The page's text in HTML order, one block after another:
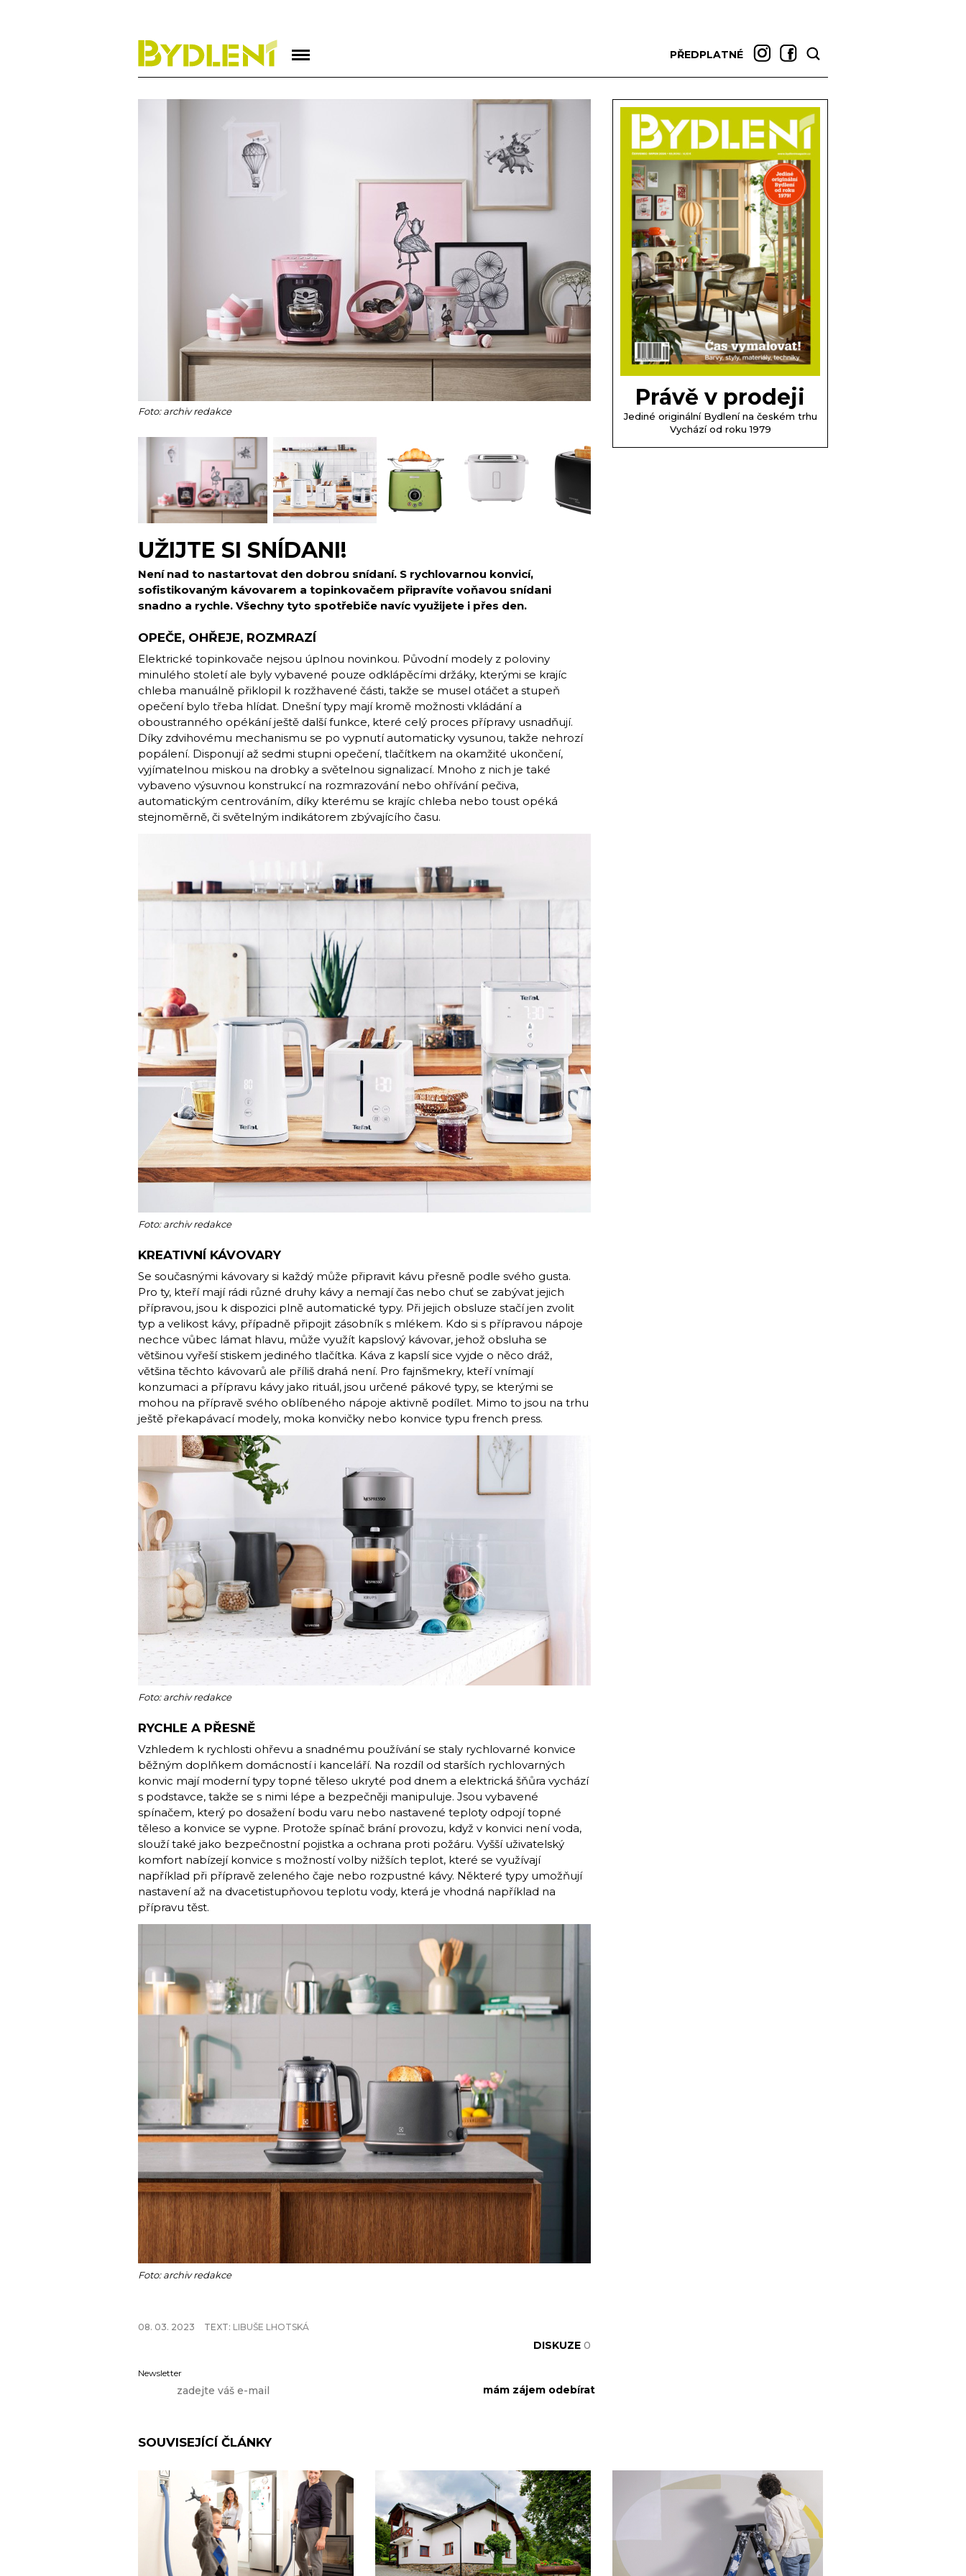
PŘEDPLATNÉ
Foto: archiv redakce
UŽIJTE SI SNÍDANI!
Není nad to nastartovat den dobrou snídaní. S rychlovarnou konvicí,
sofistikovaným kávovarem a topinkovačem připravíte voňavou snídani
snadno a rychle. Všechny tyto spotřebiče navíc využijete i přes den.
OPEČE, OHŘEJE, ROZMRAZÍ
Elektrické topinkovače nejsou úplnou novinkou. Původní modely z poloviny
minulého století ale byly vybavené pouze odklápěcími držáky, kterými se krajíc
chleba manuálně přiklopil k rozžhavené části, takže se musel otáčet a stupeň
opečení bylo třeba hlídat. Dnešní typy mají kromě možnosti vkládání a
oboustranného opékání ještě další funkce, které celý proces přípravy usnadňují.
Díky zdvihovému mechanismu se po vypnutí automaticky vysunou, takže nehrozí
popálení. Disponují až sedmi stupni opečení, tlačítkem na okamžité ukončení,
vyjímatelnou miskou na drobky a světelnou signalizací. Mnoho z nich je také
vybaveno výsuvnou konstrukcí na rozmrazování nebo ohřívání pečiva,
automatickým centrováním, díky kterému se krajíc chleba nebo toust opéká
stejnoměrně, či světelným indikátorem zbývajícího času.
Foto: archiv redakce
KREATIVNÍ KÁVOVARY
Se současnými kávovary si každý může připravit kávu přesně podle svého gusta.
Pro ty, kteří mají rádi různé druhy kávy a nemají čas nebo chuť se zabývat jejich
přípravou, jsou k dispozici plně automatické typy. Při jejich obsluze stačí jen zvolit
typ a velikost kávy, případně připojit zásobník s mlékem. Kdo si s přípravou nápoje
nechce vůbec lámat hlavu, může využít kapslový kávovar, jehož obsluha se
většinou vyřeší stiskem jediného tlačítka. Káva z kapslí sice vyjde o něco dráž,
většina těchto kávovarů ale příliš drahá není. Pro fajnšmekry, kteří vnímají
konzumaci a přípravu kávy jako rituál, jsou určené pákové typy, se kterými se
mohou na přípravě svého oblíbeného nápoje aktivně podílet. Mimo to jsou na trhu
ještě překapávací modely, moka konvičky nebo konvice typu french press.
Foto: archiv redakce
RYCHLE A PŘESNĚ
Vzhledem k rychlosti ohřevu a snadnému používání se staly rychlovarné konvice
běžným doplňkem domácností i kanceláří. Na rozdíl od starších rychlovarných
konvic mají moderní typy topné těleso ukryté pod dnem a elektrická šňůra vychází
s podstavce, takže se s nimi lépe a bezpečněji manipuluje. Jsou vybavené
spínačem, který po dosažení bodu varu nebo nastavené teploty odpojí topné
těleso a konvice se vypne. Protože spínač brání provozu, když v konvici není voda,
slouží také jako bezpečnostní pojistka a ochrana proti požáru. Vyšší uživatelský
komfort nabízejí konvice s možností volby nižších teplot, které se využívají
například při přípravě zeleného čaje nebo rozpustné kávy. Některé typy umožňují
nastavení až na dvacetistupňovou teplotu vody, která je vhodná například na
přípravu těst.
Foto: archiv redakce
08. 03. 2023 TEXT: LIBUŠE LHOTSKÁ
DISKUZE 0
Newsletter
SOUVISEJÍCÍ ČLÁNKY
Právě v prodeji
Jediné originální Bydlení na českém trhu
Vychází od roku 1979